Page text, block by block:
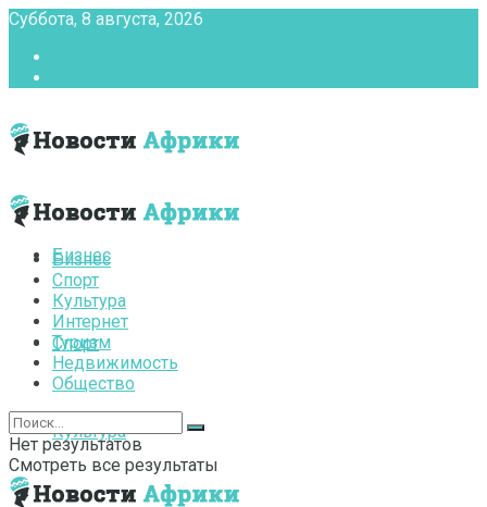
Суббота, 8 августа, 2026
Бизнес
Спорт
Культура
Бизнес
Спорт
Культура
Интернет
Туризм
Недвижимость
Общество
Нет результатов
Смотреть все результаты